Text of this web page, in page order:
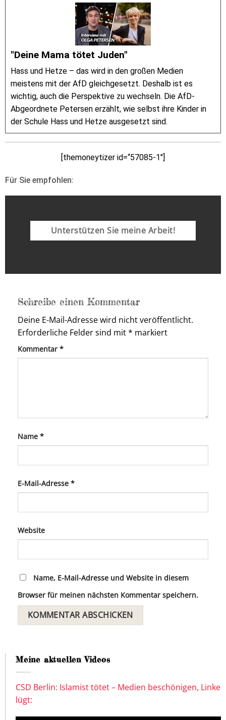
"Deine Mama tötet Juden"
Hass und Hetze – das wird in den großen Medien
meistens mit der AfD gleichgesetzt. Deshalb ist es
wichtig, auch die Perspektive zu wechseln. Die AfD-
Abgeordnete Petersen erzählt, wie selbst ihre Kinder in
der Schule Hass und Hetze ausgesetzt sind.
[themoneytizer id=“57085-1″]
Für Sie empfohlen:
Unterstützen Sie meine Arbeit!
Schreibe einen Kommentar
Deine E-Mail-Adresse wird nicht veröffentlicht.
Erforderliche Felder sind mit* markiert
Kommentar *
Name *
E-Mail-Adresse *
Website
Name, E-Mail-Adresse und Website in diesem
Browser für meinen nächsten Kommentar speichern.
Meine aktuellen Videos
CSD Berlin: Islamist tötet – Medien beschönigen, Linke
lügt: